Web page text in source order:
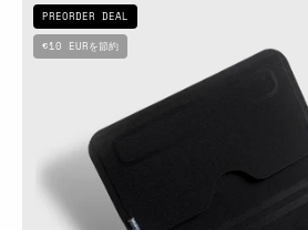
(カ
ル
PREORDER DEAL
€10 EURを節約